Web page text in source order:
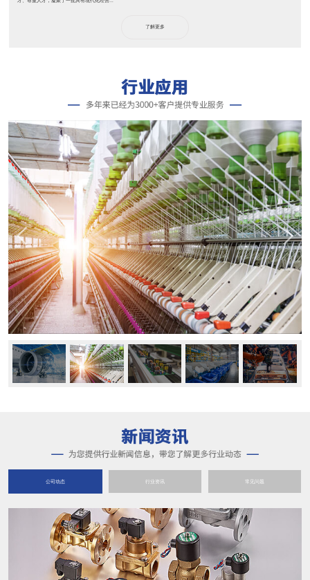
了解更多
公司动态 行业资讯 常见问题